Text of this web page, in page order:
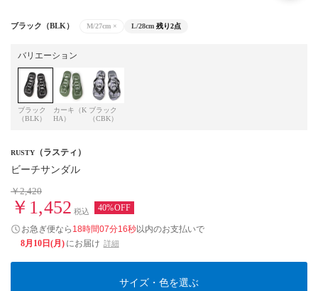
ブラック（BLK） M/27cm × L/28cm 残り2点
バリエーション
ブラック
（BLK）
カーキ（K
HA）
ブラック
（CBK）
RUSTY （ラスティ）
ビーチサンダル
￥2,420
￥1,452 税込 40%OFF
お急ぎ便なら 18時間07分16秒以内のお支払いで
8月10日(月) にお届け 詳細
サイズ・色を選ぶ